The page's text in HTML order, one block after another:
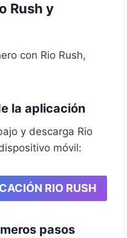
Rush y
con Rio Rush,
la aplicación
y descarga Rio
móvil:
RIO RUSH
pasos